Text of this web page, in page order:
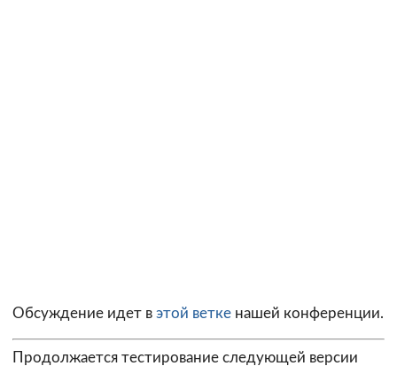
Обсуждение идет в этой ветке нашей конференции.
Продолжается тестирование следующей версии